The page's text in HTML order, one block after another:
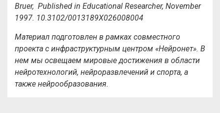
Bruer, Published in Educational Researcher, November
1997. 10.3102/0013189X026008004
Материал подготовлен в рамках совместного
проекта с инфраструктурным центром «Нейронет». В
нем мы освещаем мировые достижения в области
нейротехнологий, нейроразвлечений и спорта, а
также нейрообразования.